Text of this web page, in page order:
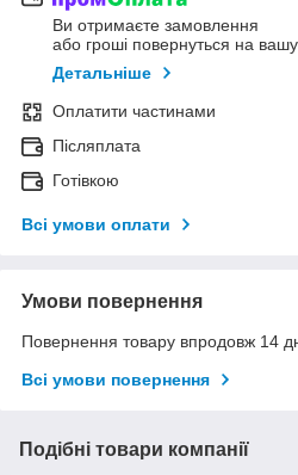
Ви отримаєте замовлення
або гроші повернуться на вашу
Детальніше
Оплатити частинами
Післяплата
Готівкою
Всі умови оплати
Умови повернення
Повернення товару впродовж 14
Всі умови повернення
Подібні товари компанії